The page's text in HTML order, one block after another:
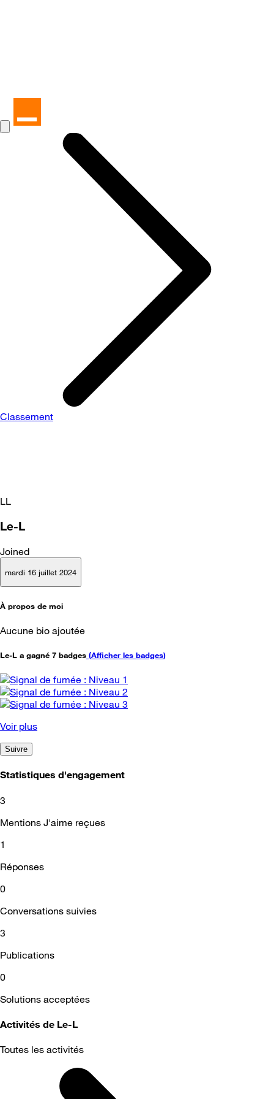
Classement
LL
Le-L
Joined
mardi 16 juillet 2024
À propos de moi
Aucune bio ajoutée
Le-L a gagné 7 badges (Afficher les badges)
Voir plus
Suivre
Statistiques d'engagement
3
Mentions J'aime reçues
1
Réponses
0
Conversations suivies
3
Publications
0
Solutions acceptées
Activités de Le-L
Toutes les activités